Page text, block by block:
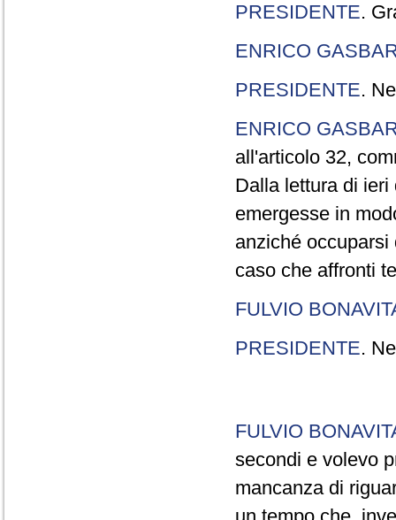
PRESIDENTE.
ENRICO
PRESIDENTE.
ENRICO
all'articolo 32,
Dalla lettura di
emergesse in
anziché
caso che affronti
FULVIO
PRESIDENTE.
FULVIO
secondi e volevo
mancanza di